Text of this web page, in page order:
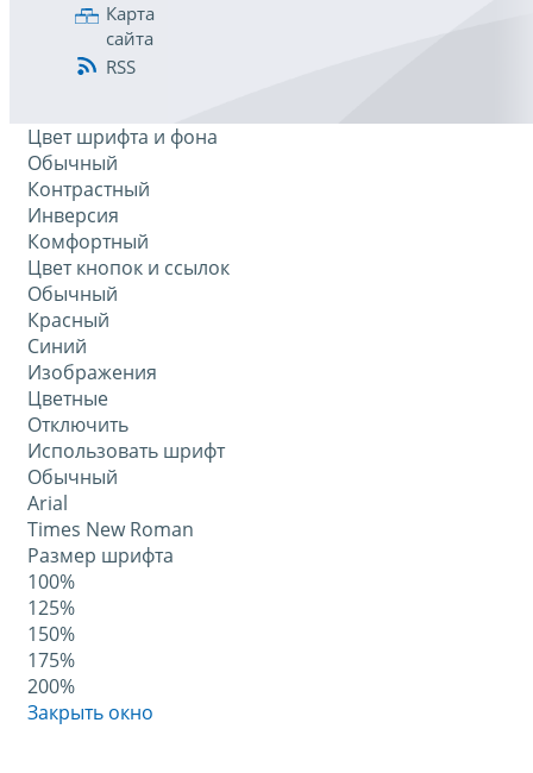
Карта
сайта
RSS
Цвет шрифта и фона
Обычный
Контрастный
Инверсия
Комфортный
Цвет кнопок и ссылок
Обычный
Красный
Синий
Изображения
Цветные
Отключить
Использовать шрифт
Обычный
Arial
Times New Roman
Размер шрифта
100%
125%
150%
175%
200%
Закрыть окно